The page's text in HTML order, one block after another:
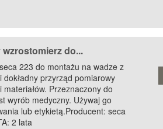
do...
223 do montażu na wadze z
przyrząd pomiarowy
Przeznaczony do
wyrób medyczny. Używaj go
lub etykietą.Producent: seca
2 lata